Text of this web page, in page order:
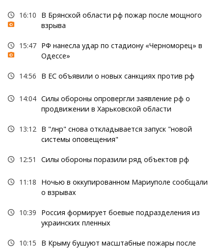
16:10
В Брянской области рф пожар после мощного
взрыва
15:47 РФ нанесла удар по стадиону «Черноморец» в
Одессе»
14:56 В ЕС объявили о новых санкциях против рф
14:04 Силы обороны опровергли заявление рф о
продвижении в Харьковской области
13:12
В "лнр" снова откладывается запуск "новой
системы оповещения"
12:51 Силы обороны поразили ряд объектов рф
11:18
Ночью в оккупированном Мариуполе сообщали
о взрывах
10:39
Россия формирует боевые подразделения из
украинских пленных
10:15
В Крыму бушуют масштабные пожары после